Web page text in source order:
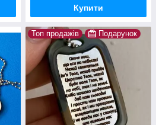
Купити
Топ продажів Подарунок